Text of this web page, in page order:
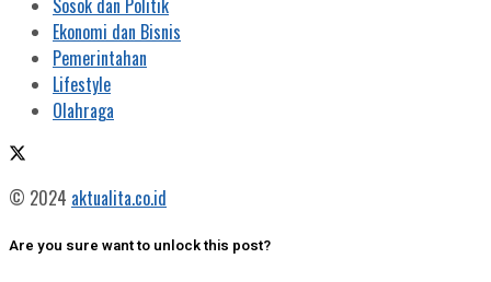
Sosok dan Politik
Ekonomi dan Bisnis
Pemerintahan
Lifestyle
Olahraga
© 2024 aktualita.co.id
Are you sure want to unlock this post?